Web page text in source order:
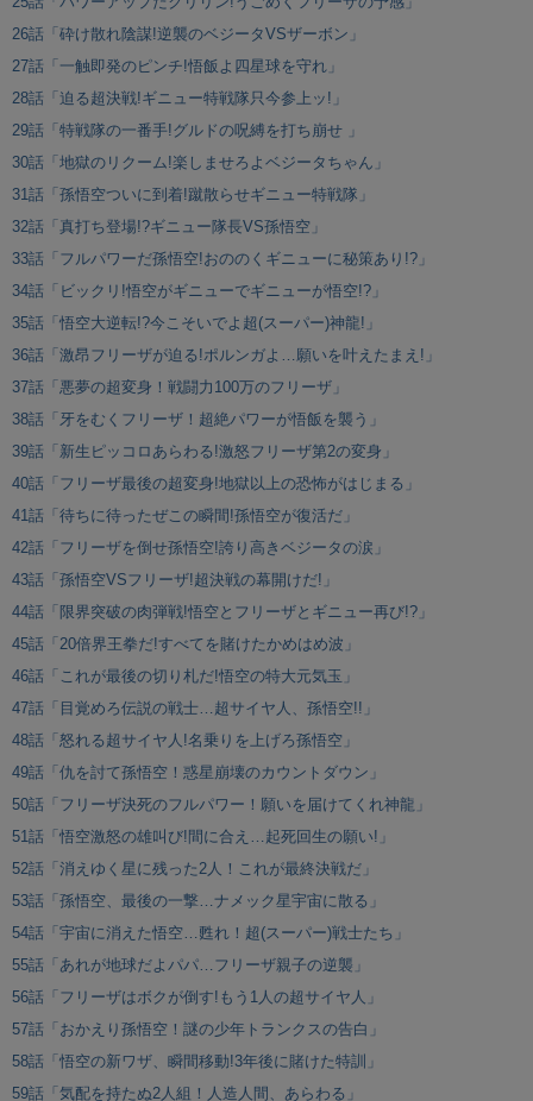
26話「砕け散れ陰謀!逆襲のベジータVSザーボン」
27話「一触即発のピンチ!悟飯よ四星球を守れ」
28話「迫る超決戦!ギニュー特戦隊只今参上ッ!」
29話「特戦隊の一番手!グルドの呪縛を打ち崩せ 」
30話「地獄のリクーム!楽しませろよベジータちゃん」
31話「孫悟空ついに到着!蹴散らせギニュー特戦隊」
32話「真打ち登場!?ギニュー隊長VS孫悟空」
33話「フルパワーだ孫悟空!おののくギニューに秘策あり!?」
34話「ビックリ!悟空がギニューでギニューが悟空!?」
35話「悟空大逆転!?今こそいでよ超(スーパー)神龍!」
36話「激昂フリーザが迫る!ポルンガよ…願いを叶えたまえ!」
37話「悪夢の超変身！戦闘力100万のフリーザ」
38話「牙をむくフリーザ！超絶パワーが悟飯を襲う」
39話「新生ピッコロあらわる!激怒フリーザ第2の変身」
40話「フリーザ最後の超変身!地獄以上の恐怖がはじまる」
41話「待ちに待ったぜこの瞬間!孫悟空が復活だ」
42話「フリーザを倒せ孫悟空!誇り高きベジータの涙」
43話「孫悟空VSフリーザ!超決戦の幕開けだ!」
44話「限界突破の肉弾戦!悟空とフリーザとギニュー再び!?」
45話「20倍界王拳だ!すべてを賭けたかめはめ波」
46話「これが最後の切り札だ!悟空の特大元気玉」
47話「目覚めろ伝説の戦士…超サイヤ人、孫悟空!!」
48話「怒れる超サイヤ人!名乗りを上げろ孫悟空」
49話「仇を討て孫悟空！惑星崩壊のカウントダウン」
50話「フリーザ決死のフルパワー！願いを届けてくれ神龍」
51話「悟空激怒の雄叫び!間に合え…起死回生の願い!」
52話「消えゆく星に残った2人！これが最終決戦だ」
53話「孫悟空、最後の一撃…ナメック星宇宙に散る」
54話「宇宙に消えた悟空…甦れ！超(スーパー)戦士たち」
55話「あれが地球だよパパ…フリーザ親子の逆襲」
56話「フリーザはボクが倒す!もう1人の超サイヤ人」
57話「おかえり孫悟空！謎の少年トランクスの告白」
58話「悟空の新ワザ、瞬間移動!3年後に賭けた特訓」
59話「気配を持たぬ2人組！人造人間、あらわる」